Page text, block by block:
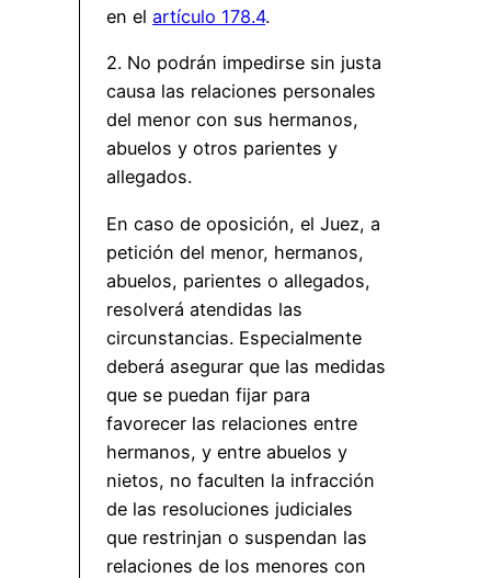
en el artículo 178.4.
2. No podrán impedirse sin justa
causa las relaciones personales
del menor con sus hermanos,
abuelos y otros parientes y
allegados.
En caso de oposición, el Juez, a
petición del menor, hermanos,
abuelos, parientes o allegados,
resolverá atendidas las
circunstancias. Especialmente
deberá asegurar que las medidas
que se puedan fijar para
favorecer las relaciones entre
hermanos, y entre abuelos y
nietos, no faculten la infracción
de las resoluciones judiciales
que restrinjan o suspendan las
relaciones de los menores con